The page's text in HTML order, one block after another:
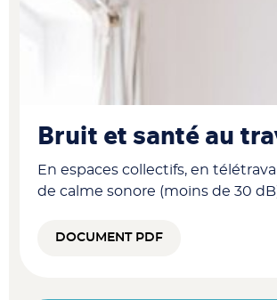
Bruit et santé au
En espaces collectifs, en
de calme sonore (moins de 30
DOCUMENT PDF